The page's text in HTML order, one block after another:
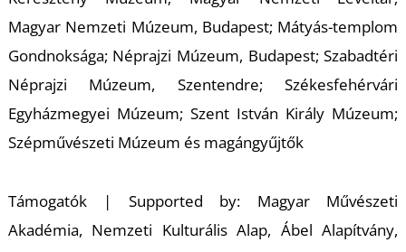
Magyar Nemzeti Múzeum, Budapest; Mátyás-templom
Gondnoksága; Néprajzi Múzeum, Budapest; Szabadtéri
Néprajzi Múzeum, Szentendre; Székesfehérvári
Egyházmegyei Múzeum; Szent István Király Múzeum;
Szépművészeti Múzeum és magángyűjtők
Támogatók | Supported by: Magyar Művészeti
Akadémia, Nemzeti Kulturális Alap, Ábel Alapítvány,